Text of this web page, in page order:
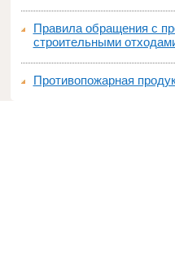
Правила обращения с
строительными
Противопожарная